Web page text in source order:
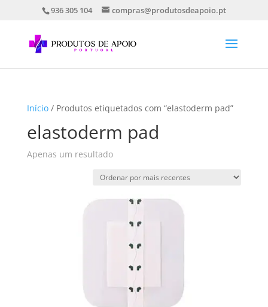
936 305 104 compras@produtosdeapoio.pt
Início/ Produtos etiquetados com “elastoderm pad”
elastoderm pad
Apenas um resultado